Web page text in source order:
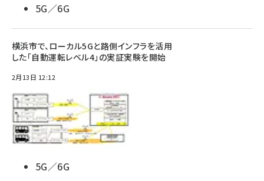
5G／6G
横浜市で、ローカル5Gと路側インフラを活用
した「自動運転レベル4」の実証実験を開始
2月13日 12:12
5G／6G